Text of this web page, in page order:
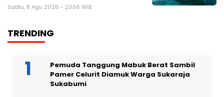
Sabtu, 8 Agu 2026 - 23:55 WIB
TRENDING
Pemuda Tanggung Mabuk Berat Sambil
Pamer Celurit Diamuk Warga Sukaraja
Sukabumi